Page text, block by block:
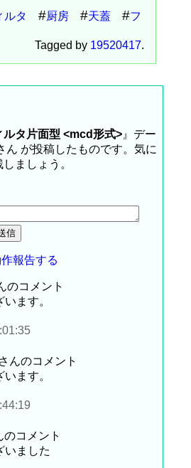
ルタ 厨房 天蓋
フ
Tagged by 19520417.
ルタ片面型 <mcd形式>』デー
ん が投稿したものです。気に
ましょう。
報告する
のコメント
ます。
さんのコメント
ます。
のコメント
いました